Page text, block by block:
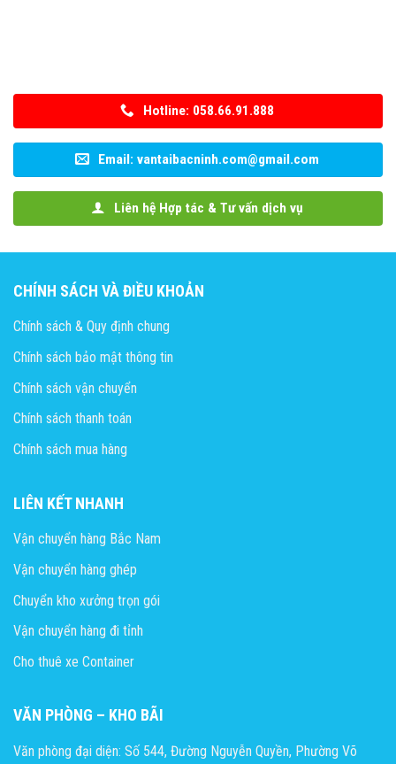
Hotline: 058.66.91.888
Email: vantaibacninh.com@gmail.com
Liên hệ Hợp tác & Tư vấn dịch vụ
CHÍNH SÁCH VÀ ĐIỀU KHOẢN
Chính sách & Quy định chung
Chính sách bảo mật thông tin
Chính sách vận chuyển
Chính sách thanh toán
Chính sách mua hàng
LIÊN KẾT NHANH
Vận chuyển hàng Bắc Nam
Vận chuyển hàng ghép
Chuyển kho xưởng trọn gói
Vận chuyển hàng đi tỉnh
Cho thuê xe Container
VĂN PHÒNG – KHO BÃI
Văn phòng đại diện: Số 544, Đường Nguyễn Quyền, Phường Võ